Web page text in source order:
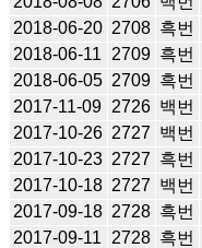
2018-06-20 2708 흑번
2018-06-11
2709 흑번
2018-06-05 2709 흑번
2017-11-09 2726 백번
2017-10-26 2727 백번
2017-10-23 2727 흑번
2017-10-18 2727 백번
2017-09-18 2728 흑번
2017-09-11
2728 흑번